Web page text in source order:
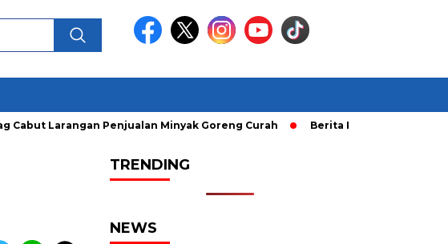
Larangan Penjualan Minyak Goreng Curah Berita Populer: Uji Coba Gage
TRENDING
NEWS